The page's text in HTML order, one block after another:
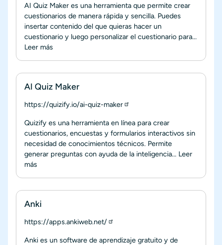
AI Quiz Maker es una herramienta que permite crear
cuestionarios de manera rápida y sencilla. Puedes
insertar contenido del que quieras hacer un
cuestionario y luego personalizar el cuestionario para...
Leer más
AI Quiz Maker
https://quizify.io/ai-quiz-maker
Quizify es una herramienta en línea para crear
cuestionarios, encuestas y formularios interactivos sin
necesidad de conocimientos técnicos. Permite
generar preguntas con ayuda de la inteligencia... Leer
más
Anki
https://apps.ankiweb.net/
Anki es un software de aprendizaje gratuito y de